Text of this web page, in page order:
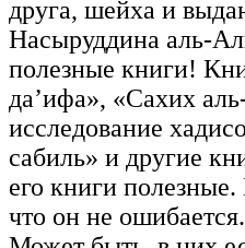
друга, шейха и
Насыруддина аль-
полезные книги!
да’ифа», «Сахих
исследование
сабиль» и другие
его книги полезные.
что он не